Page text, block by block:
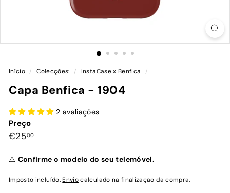
Início / Colecções: / InstaCase x Benfica /
Capa Benfica - 1904
2 avaliações
Preço
Preço
€2500€25,00
⚠️ Confirme o modelo do seu telemóvel.
Imposto incluído.Enviocalculado na finalização da compra.